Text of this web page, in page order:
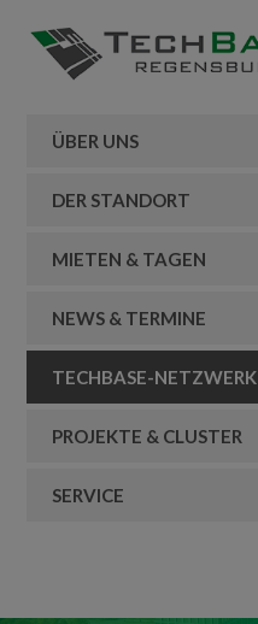
ÜBER UNS
DER STANDORT
MIETEN & TAGEN
NEWS & TERMINE
TECHBASE-NETZWERK
PROJEKTE & CLUSTER
SERVICE